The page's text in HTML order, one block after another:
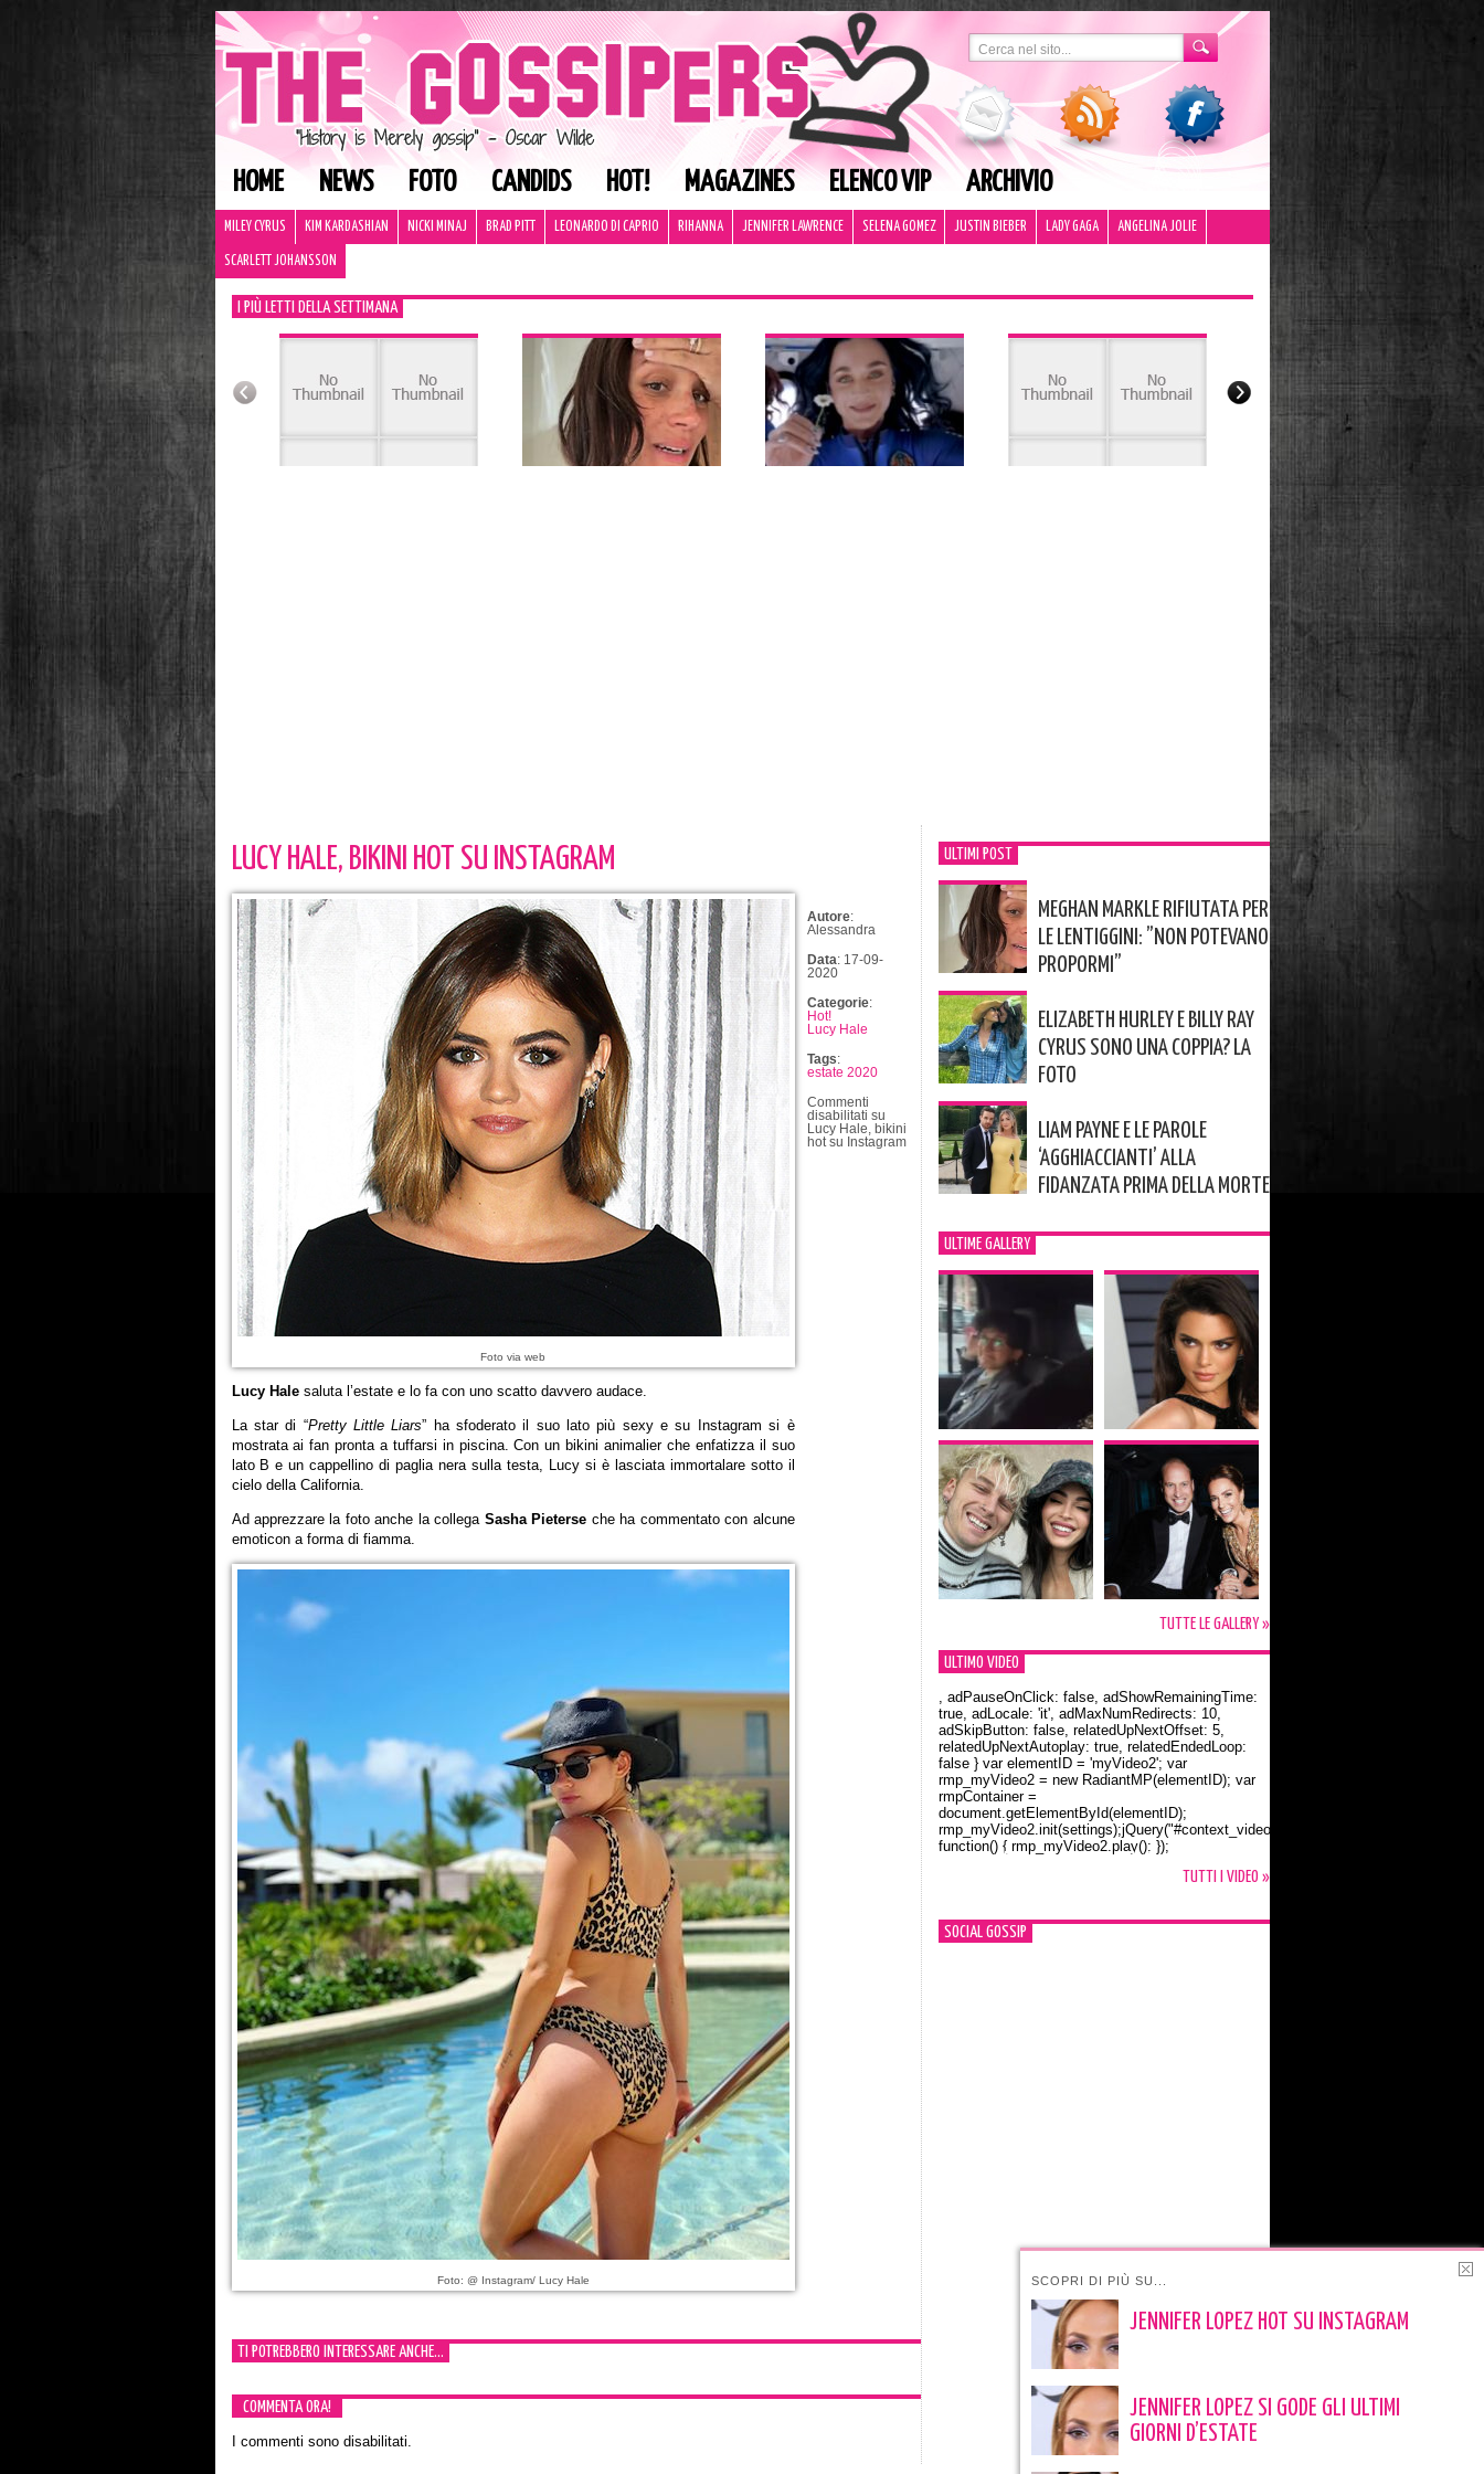
HOME NEWS FOTO CANDIDS HOT! MAGAZINES ELENCO VIP ARCHIVIO
MILEY CYRUS KIM KARDASHIAN NICKI MINAJ BRAD PITT LEONARDO DI CAPRIO RIHANNA JENNIFER LAWRENCE SELENA GOMEZ JUSTIN BIEBER LADY GAGA ANGELINA JOLIE
SCARLETT JOHANSSON
I PIÙ LETTI DELLA SETTIMANA
LUCY HALE, BIKINI HOT SU INSTAGRAM
Foto via web
Lucy Halesaluta l’estate e lo fa con uno scatto davvero audace.
La star di “Pretty Little Liars” ha sfoderato il suo lato più sexy e su Instagram si è
mostrata ai fan pronta a tuffarsi in piscina. Con un bikini animalier che enfatizza il suo
lato B e un cappellino di paglia nera sulla testa, Lucy si è lasciata immortalare sotto il
cielo della California.
Ad apprezzare la foto anche la collega Sasha Pieterse che ha commentato con alcune
emoticon a forma di fiamma.
Foto: @ Instagram/ Lucy Hale
Autore:
Alessandra
Data: 17-09-
2020
Categorie:
Hot!
Lucy Hale
Tags:
estate 2020
Commenti
disabilitati su
Lucy Hale, bikini
hot su Instagram
TI POTREBBERO INTERESSARE ANCHE...
COMMENTA ORA!
I commenti sono disabilitati.
ULTIMI POST
MEGHAN MARKLE RIFIUTATA PER
LE LENTIGGINI: ”NON POTEVANO
PROPORMI”
ELIZABETH HURLEY E BILLY RAY
CYRUS SONO UNA COPPIA? LA
FOTO
LIAM PAYNE E LE PAROLE
‘AGGHIACCIANTI’ ALLA
FIDANZATA PRIMA DELLA MORTE
ULTIME GALLERY
TUTTE LE GALLERY »
ULTIMO VIDEO
Orlando Bloom e la t-shirt dedicata a Flynn
, adPauseOnClick: false, adShowRemainingTime:
true, adLocale: 'it', adMaxNumRedirects: 10,
adSkipButton: false, relatedUpNextOffset: 5,
relatedUpNextAutoplay: true, relatedEndedLoop:
false } var elementID = 'myVideo2'; var
rmp_myVideo2 = new RadiantMP(elementID); var
rmpContainer =
document.getElementById(elementID);
rmp_myVideo2.init(settings);jQuery("#context_video2").one("mouseover",
function() { rmp_myVideo2.play(); });
TUTTI I VIDEO »
SOCIAL GOSSIP
SCOPRI DI PIÙ SU...
JENNIFER LOPEZ HOT SU INSTAGRAM
JENNIFER LOPEZ SI GODE GLI ULTIMI
GIORNI D’ESTATE